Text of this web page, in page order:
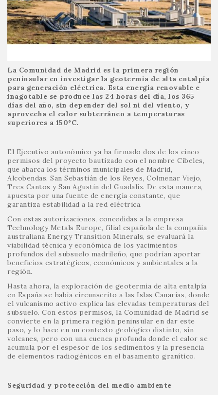
La Comunidad de Madrid es la primera región
peninsular en investigar la geotermia de alta entalpía
para generación eléctrica. Esta energía renovable e
inagotable se produce las 24 horas del día, los 365
días del año, sin depender del sol ni del viento, y
aprovecha el calor subterráneo a temperaturas
superiores a 150ºC.
El Ejecutivo autonómico ya ha firmado dos de los cinco
permisos del proyecto bautizado con el nombre Cibeles,
que abarca los términos municipales de Madrid,
Alcobendas, San Sebastián de los Reyes, Colmenar Viejo,
Tres Cantos y San Agustín del Guadalix. De esta manera,
apuesta por una fuente de energía constante, que
garantiza estabilidad a la red eléctrica.
Con estas autorizaciones, concedidas a la empresa
Technology Metals Europe, filial española de la compañía
australiana Energy Transition Minerals, se evaluará la
viabilidad técnica y económica de los yacimientos
profundos del subsuelo madrileño, que podrían aportar
beneficios estratégicos, económicos y ambientales a la
región.
Hasta ahora, la exploración de geotermia de alta entalpía
en España se había circunscrito a las Islas Canarias, donde
el vulcanismo activo explica las elevadas temperaturas del
subsuelo. Con estos permisos, la Comunidad de Madrid se
convierte en la primera región peninsular en dar este
paso, y lo hace en un contexto geológico distinto, sin
volcanes, pero con una cuenca profunda donde el calor se
acumula por el espesor de los sedimentos y la presencia
de elementos radiogénicos en el basamento granítico.
Seguridad y protección del medio ambiente